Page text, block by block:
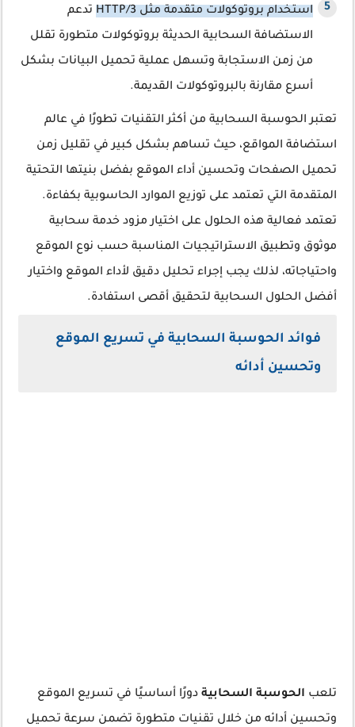
استخدام بروتوكولات متقدمة مثل HTTP/3
تدعم
الاستضافة السحابية الحديثة بروتوكولات متطورة تقلل
من زمن الاستجابة وتسهل عملية تحميل البيانات بشكل
أسرع مقارنة بالبروتوكولات القديمة.
تعتبر الحوسبة السحابية من أكثر التقنيات تطورًا في عالم
استضافة المواقع، حيث تساهم بشكل كبير في تقليل زمن
تحميل الصفحات وتحسين أداء الموقع بفضل بنيتها التحتية
المتقدمة التي تعتمد على توزيع الموارد الحاسوبية بكفاءة.
تعتمد فعالية هذه الحلول على اختيار مزود خدمة سحابية
موثوق وتطبيق الاستراتيجيات المناسبة حسب نوع الموقع
واحتياجاته، لذلك يجب إجراء تحليل دقيق لأداء الموقع واختيار
أفضل الحلول السحابية لتحقيق أقصى استفادة.
فوائد الحوسبة السحابية في تسريع الموقع
وتحسين أدائه
تلعب الحوسبة السحابية دورًا أساسيًا في تسريع الموقع
وتحسين أدائه من خلال تقنيات متطورة تضمن سرعة تحميل